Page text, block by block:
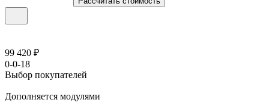
99 420 ₽
0-0-18
Выбор покупателей
Дополняется модулями